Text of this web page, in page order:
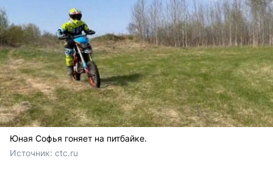
Юная Софья гоняет на питбайке.
Источник: ctc.ru